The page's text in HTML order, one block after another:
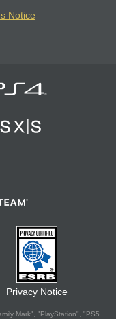
Notice
Privacy Notice
Mark", "PlayStation", "PS5